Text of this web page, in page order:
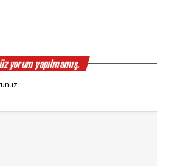
yorum yapılmamış.